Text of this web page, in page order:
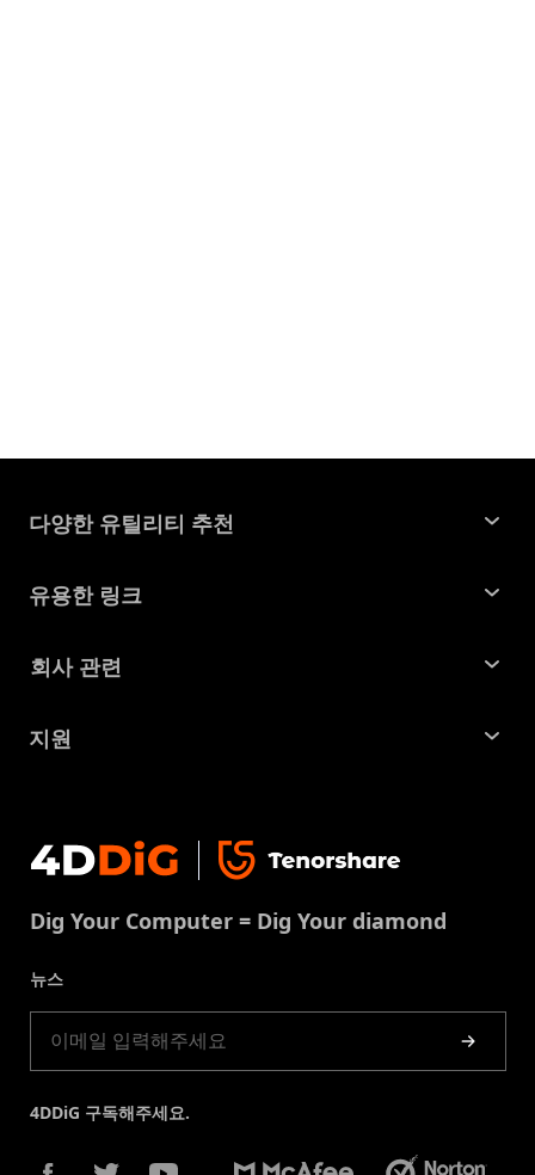
다양한 유틸리티 추천
윈도우 데이터 복구
파티션 관리 도구
중복 파일 찾기 및 제거
유용한 링크
꿀팁 모음
맥 복구 솔루션
중복 파일 제거
회사 관련
회사소개
이용약권
쿠키정책(업데이트됨)
지원
문의
제품 가이드
Dig Your Computer = Dig Your diamond
뉴스
4DDiG 구독해주세요.